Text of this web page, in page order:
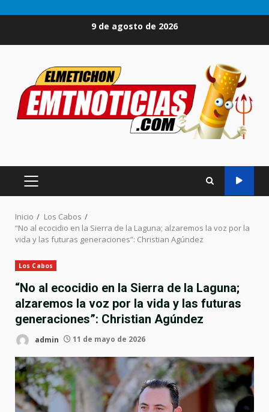
9 de agosto de 2026
MENÚ
PRINCIPAL
Inicio
Los Cabos
“No al ecocidio en la Sierra de la Laguna; alzaremos la voz por la
vida y las futuras generaciones”: Christian Agúndez
Los Cabos
“No al ecocidio en la Sierra de la Laguna;
alzaremos la voz por la vida y las futuras
generaciones”: Christian Agúndez
admin 11 de mayo de 2026